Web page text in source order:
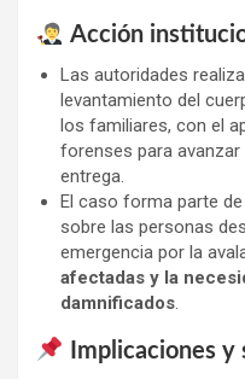
Acción
Las autoridades
levantamiento del
los familiares, con el
forenses para
entrega.
El caso forma parte
sobre las personas
emergencia por la
afectadas y la
damnificados.
Implicaciones